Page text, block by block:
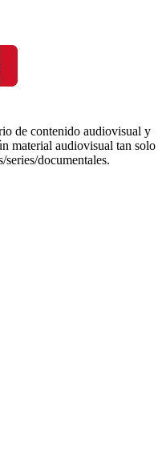
de contenido audiovisual y
material audiovisual tan solo
documentales.